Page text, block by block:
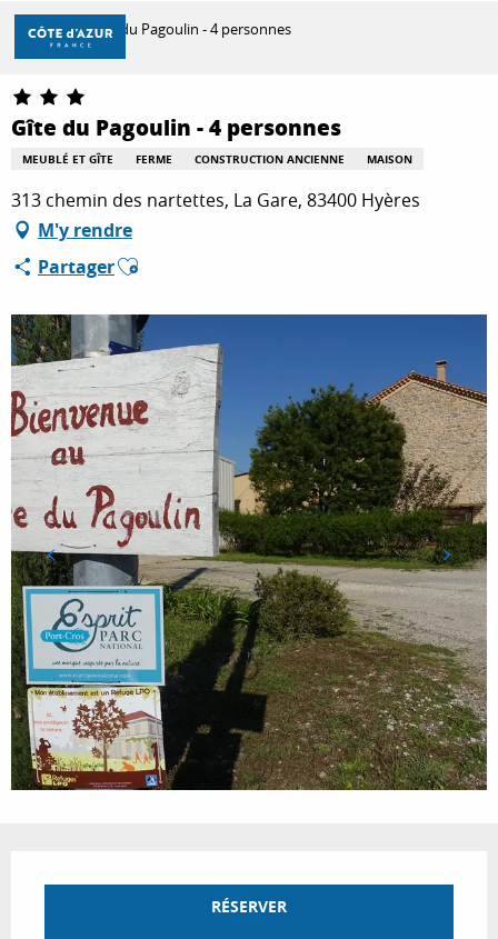
Aller
contenu
principal
DÉCOUVRIR
À FAIRE
SÉJOURNER
Accueil Gîte du Pagoulin - 4 personnes
Gîte du Pagoulin - 4 personnes
MEUBLÉ ET GÎTE FERME CONSTRUCTION ANCIENNE MAISON
313 chemin des nartettes, La Gare, 83400 Hyères
M'y rendre
PartagerAjouter aux favoris
RÉSERVER